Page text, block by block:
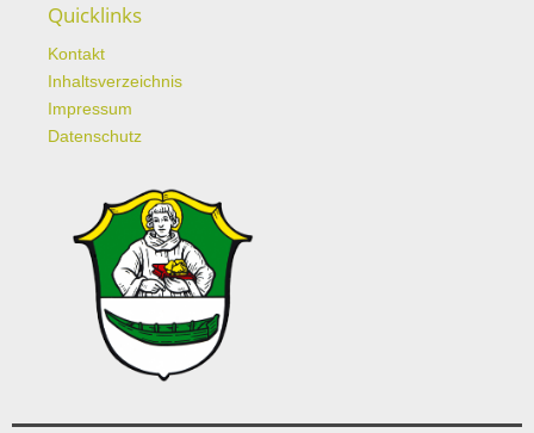
Quicklinks
Kontakt
Inhaltsverzeichnis
Impressum
Datenschutz